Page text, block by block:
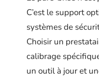
C’est le support
systèmes de
Choisir un
calibrage
un outil à jour et